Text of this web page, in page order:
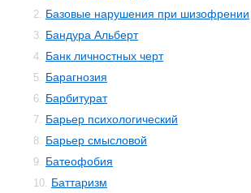
2. Базовые нарушения при шизофрении
3. Бандура Альберт
4. Банк личностных черт
5. Барагнозия
6. Барбитурат
7. Барьер психологический
8. Барьер смысловой
9. Батеофобия
10. Баттаризм